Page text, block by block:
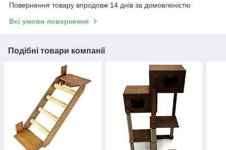
Повернення товару впродовж 14 днів за домовленістю
Всі умови повернення
Подібні товари компанії